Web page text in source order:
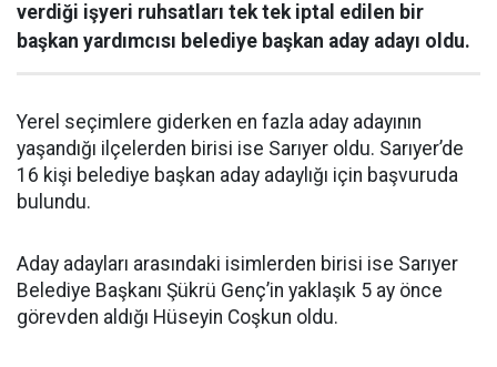
verdiği işyeri ruhsatları tek tek iptal edilen bir
başkan yardımcısı belediye başkan aday adayı oldu.
Yerel seçimlere giderken en fazla aday adayının
yaşandığı ilçelerden birisi ise Sarıyer oldu. Sarıyer’de
16 kişi belediye başkan aday adaylığı için başvuruda
bulundu.
Aday adayları arasındaki isimlerden birisi ise Sarıyer
Belediye Başkanı Şükrü Genç’in yaklaşık 5 ay önce
görevden aldığı Hüseyin Coşkun oldu.